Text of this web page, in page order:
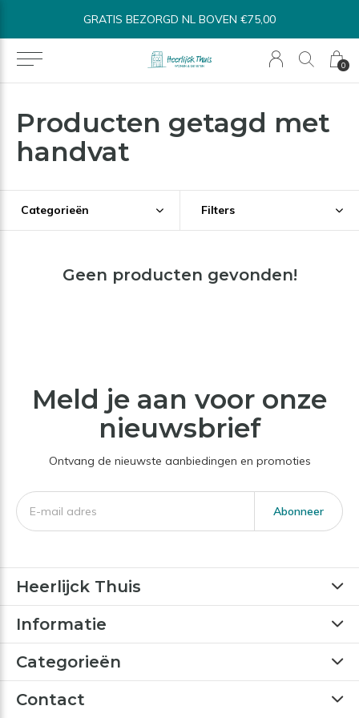
0
BEZORGD NL BOVEN €75,00
Producten getagd met
handvat
Categorieën Filters
Geen producten gevonden!
Meld je aan voor onze
nieuwsbrief
Ontvang de nieuwste aanbiedingen en promoties
Abonneer
Heerlijck Thuis
Informatie
Categorieën
Contact